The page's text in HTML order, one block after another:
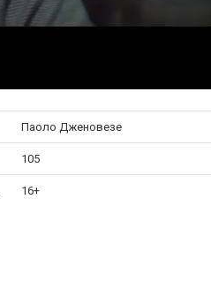
Паоло Дженовезе
105
16+